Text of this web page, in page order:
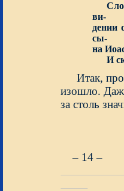
ви-
дении
сы-
на
И
Итак,
изошло.
за столь
– 14 –